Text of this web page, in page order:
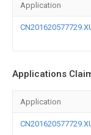
Application
Applications
Application